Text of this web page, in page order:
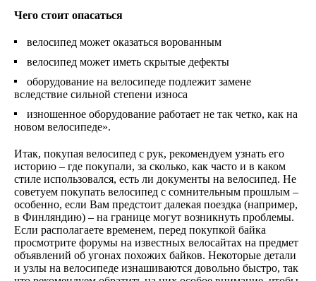
Чего стоит опасаться
велосипед может оказаться ворованным
велосипед может иметь скрытые дефекты
оборудование на велосипеде подлежит замене
вследствие сильной степени износа
изношенное оборудование работает не так четко, как на
новом велосипеде».
Итак, покупая велосипед с рук, рекомендуем узнать его
историю – где покупали, за сколько, как часто и в каком
стиле использовался, есть ли документы на велосипед. Не
советуем покупать велосипед с сомнительным прошлым –
особенно, если Вам предстоит далекая поездка (например,
в Финляндию) – на границе могут возникнуть проблемы.
Если располагаете временем, перед покупкой байка
просмотрите форумы на известных велосайтах на предмет
объявлений об угонах похожих байков. Некоторые детали
и узлы на велосипеде изнашиваются довольно быстро, так